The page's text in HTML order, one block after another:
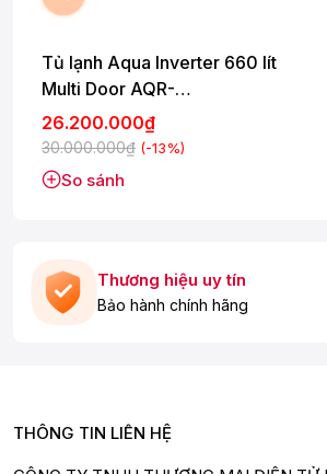
*Hình ảnh chỉ mang tính chất minh họa
bỉ và mang lại hiệu quả tiết kiệm điện
Tủ lạnh Aqua Inverter 660 lít
Multi Door AQR-
M727XA(GB)U1
26.200.000₫
30.000.000₫ (-13%)
So sánh
Thương hiệu uy tín
Bảo hành chính hãng
THÔNG TIN LIÊN HỆ